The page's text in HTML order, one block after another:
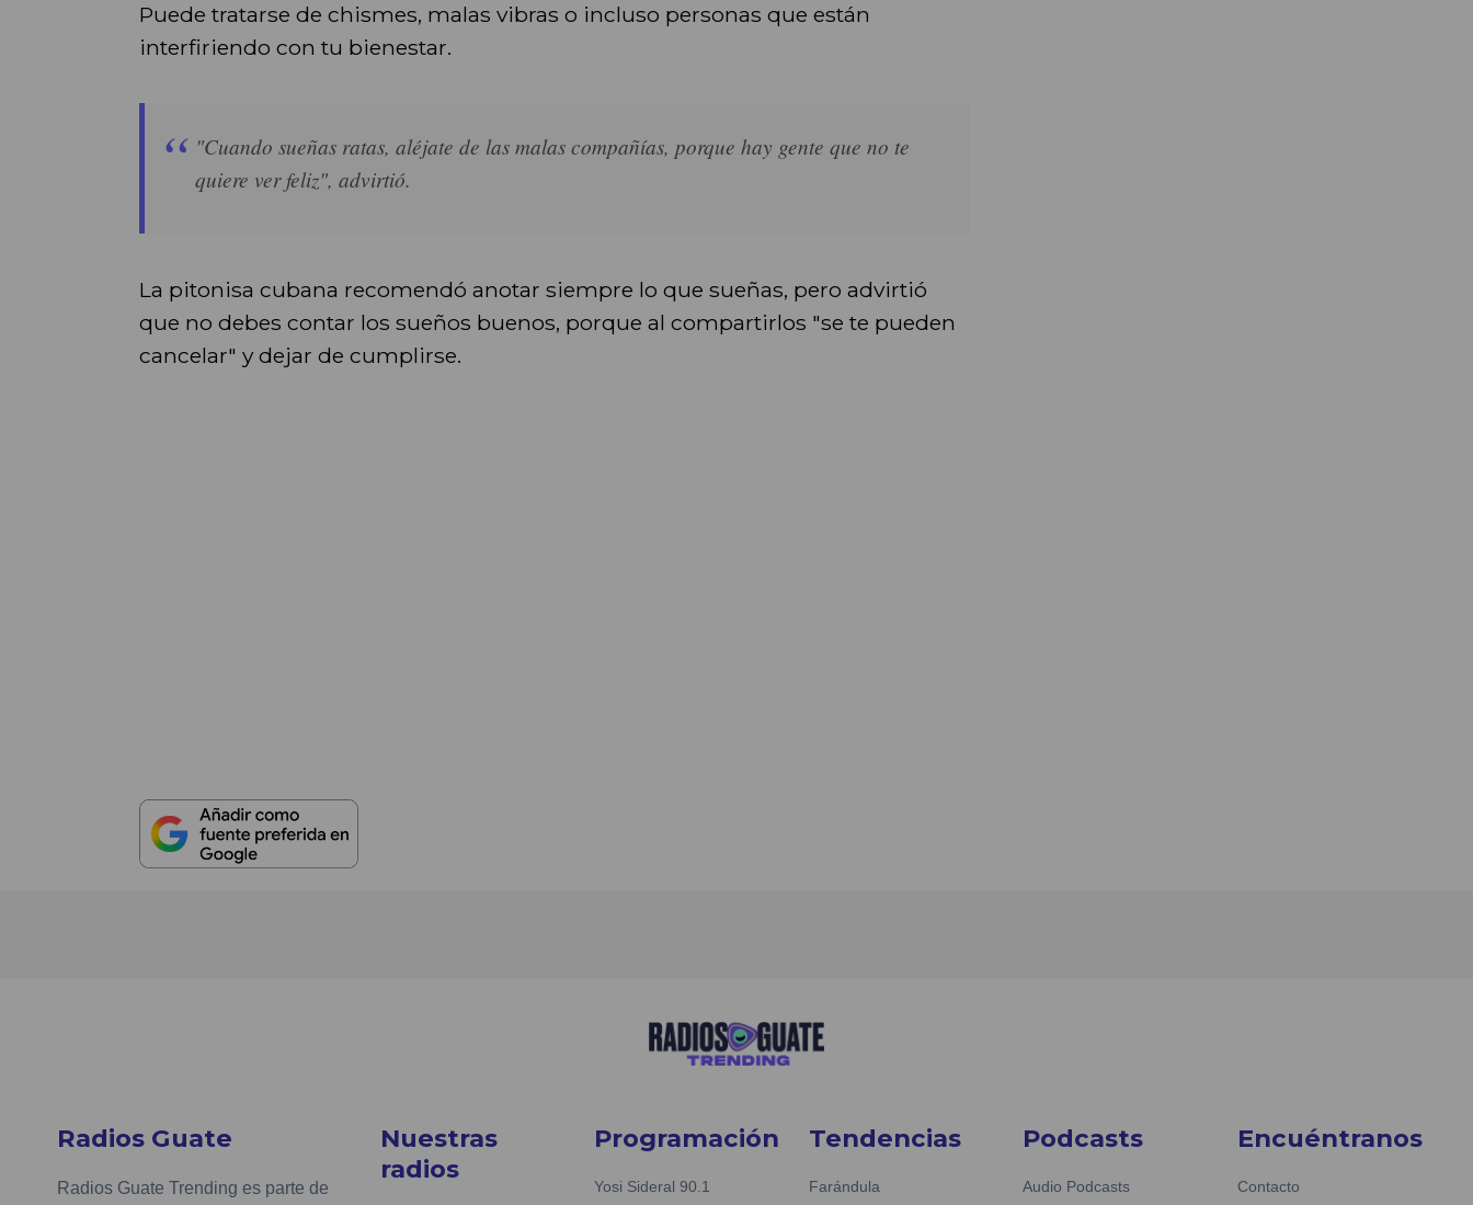
Puede tratarse de chismes, malas vibras o incluso personas que están
interfiriendo con tu bienestar.
"Cuando sueñas ratas, aléjate de las malas compañías, porque hay gente que no te
quiere ver feliz", advirtió.
La pitonisa cubana recomendó anotar siempre lo que sueñas, pero advirtió
que no debes contar los sueños buenos, porque al compartirlos "se te pueden
cancelar" y dejar de cumplirse.
Radios Guate
Radios Guate Trending es parte de
Nuestras
radios
Programación
Yosi Sideral 90.1
Tendencias
Farándula
Podcasts
Audio Podcasts
Encuéntranos
Contacto